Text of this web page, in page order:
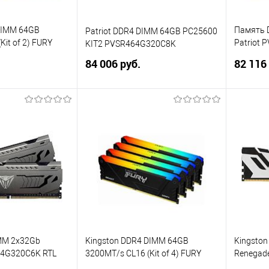
64GB
of 2) FURY
Сравнение
Patriot DDR4 DIMM 64GB PC25600
KIT2 PVSR464G320C8K
84 006 руб.
Купить в 1 клик
Сравнение
В избранное
Память
Patriot
288-pin
82 116
В
2x32Gb
RTL
Kingston DDR4 DIMM 64GB
3200MT/s CL16 (Kit of 4) FURY
Kingston